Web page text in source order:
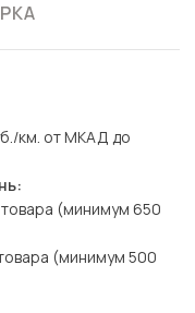
км. от МКАД до
(минимум 650
(минимум 500